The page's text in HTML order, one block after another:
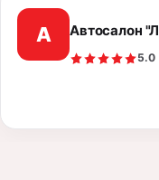
А Автосалон
5.0